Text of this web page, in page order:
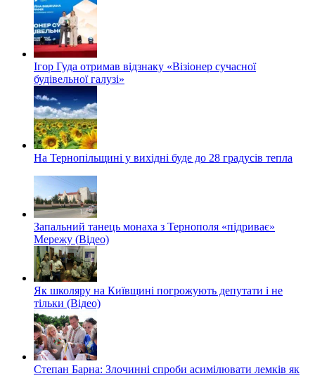
Ігор Гуда отримав відзнаку «Візіонер сучасної
будівельної галузі»
На Тернопільщині у вихідні буде до 28 градусів тепла
Запальний танець монаха з Тернополя «підриває»
Мережу (Відео)
Як школяру на Київщині погрожують депутати і не
тільки (Відео)
Степан Барна: Злочинні спроби асимілювати лемків як